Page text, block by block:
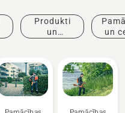
Produkti
un
un